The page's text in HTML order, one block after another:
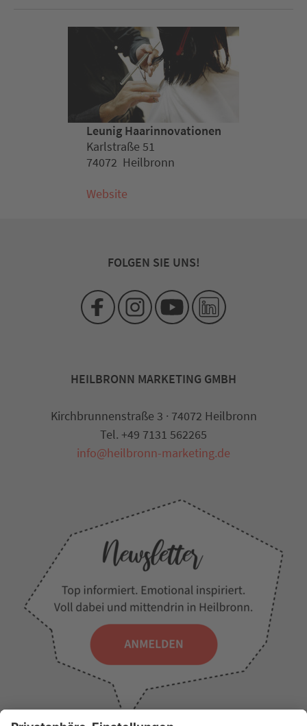
Leunig Haarinnovationen
Karlstraße 51
74072 Heilbronn
Website
FOLGEN SIE UNS!
HEILBRONN MARKETING GMBH
Kirchbrunnenstraße 3 · 74072 Heilbronn
Tel. +49 7131 562265
info@heilbronn-marketing.de